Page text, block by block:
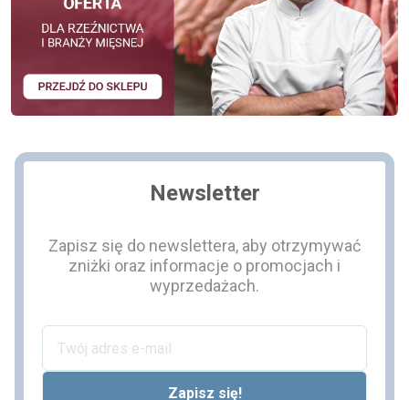
Newsletter
Zapisz się do newslettera, aby otrzymywać
zniżki oraz informacje o promocjach i
wyprzedażach.